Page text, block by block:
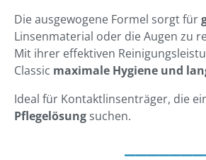
Die ausgewogene Formel sorgt für
Linsenmaterial oder die Augen zu
Mit ihrer effektiven
Classic maximale Hygiene und
Ideal für Kontaktlinsenträger, die
Pflegelösung suchen.